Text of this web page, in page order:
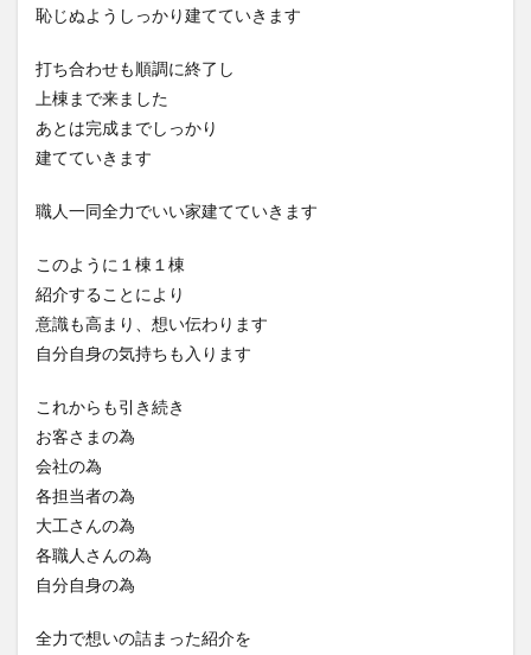
恥じぬようしっかり建てていきます
打ち合わせも順調に終了し
上棟まで来ました
あとは完成までしっかり
建てていきます
職人一同全力でいい家建てていきます
このように１棟１棟
紹介することにより
意識も高まり、想い伝わります
自分自身の気持ちも入ります
これからも引き続き
お客さまの為
会社の為
各担当者の為
大工さんの為
各職人さんの為
自分自身の為
全力で想いの詰まった紹介を